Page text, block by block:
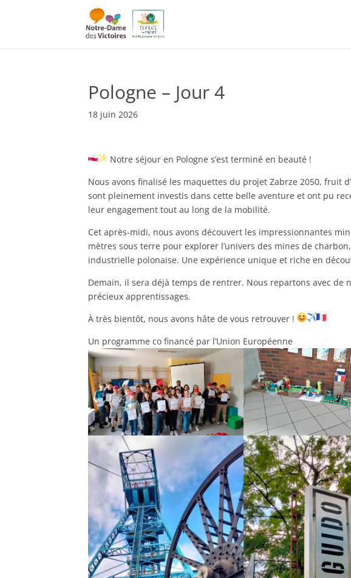
Pologne – Jour 4
18 juin 2026
Notre séjour en Pologne s’est terminé en beauté !
Nous avons finalisé les maquettes du projet Zabrze 2050, fruit
sont pleinement investis dans cette belle aventure et ont pu
leur engagement tout au long de la mobilité.
Cet après-midi, nous avons découvert les impressionnantes
mètres sous terre pour explorer l’univers des mines de
industrielle polonaise. Une expérience unique et riche en
Demain, il sera déjà temps de rentrer. Nous repartons avec de
précieux apprentissages.
À très bientôt, nous avons hâte de vous retrouver !
Un programme co financé par l’Union Européenne